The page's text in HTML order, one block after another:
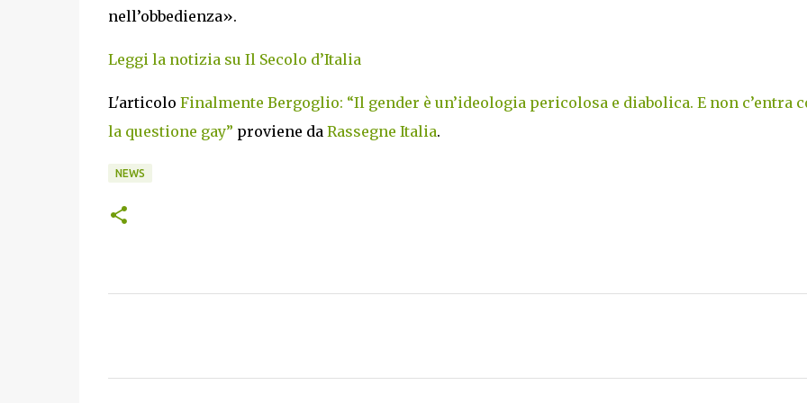
nell’obbedienza».
Leggi la notizia su Il Secolo d’Italia
L'articolo Finalmente Bergoglio: “Il gender è un’ideologia pericolosa e diabolica. E non c’entra
la questione gay” proviene da Rassegne Italia.
NEWS